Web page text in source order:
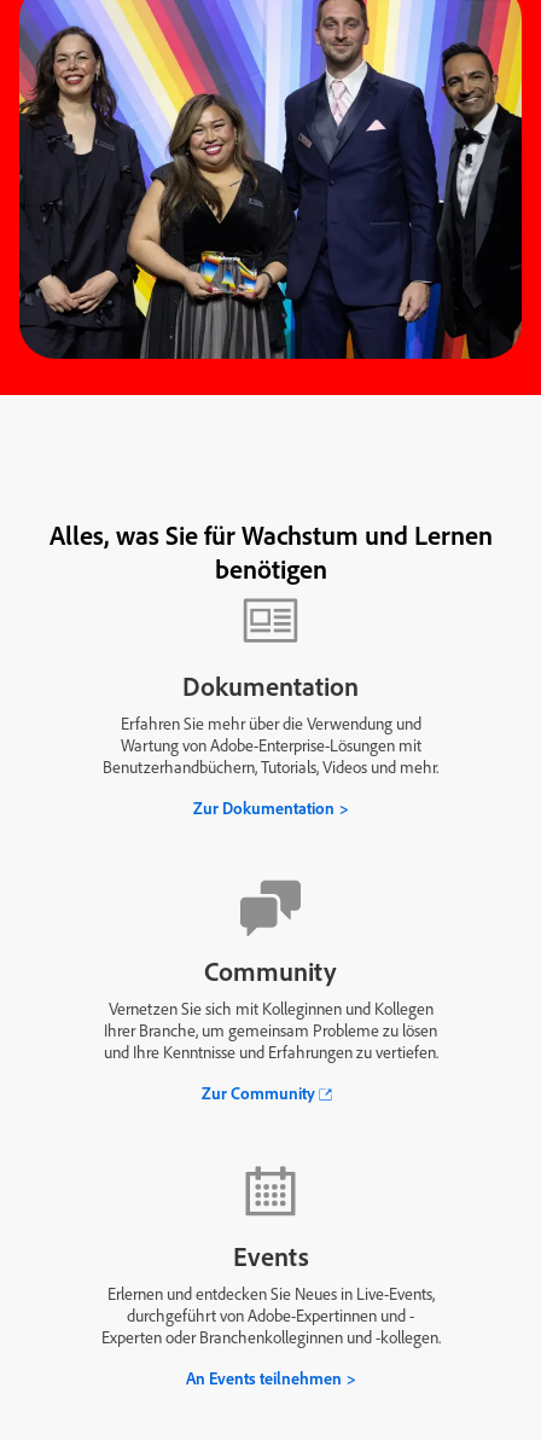
Alles, was Sie für Wachstum und Lernen
benötigen
Dokumentation
Erfahren Sie mehr über die Verwendung und
Wartung von Adobe-Enterprise-Lösungen mit
Benutzerhandbüchern, Tutorials, Videos und mehr.
Zur Dokumentation
Community
Vernetzen Sie sich mit Kolleginnen und Kollegen
Ihrer Branche, um gemeinsam Probleme zu lösen
und Ihre Kenntnisse und Erfahrungen zu vertiefen.
Zur Community
Events
Erlernen und entdecken Sie Neues in Live-Events,
durchgeführt von Adobe-Expertinnen und -
Experten oder Branchenkolleginnen und -kollegen.
An Events teilnehmen